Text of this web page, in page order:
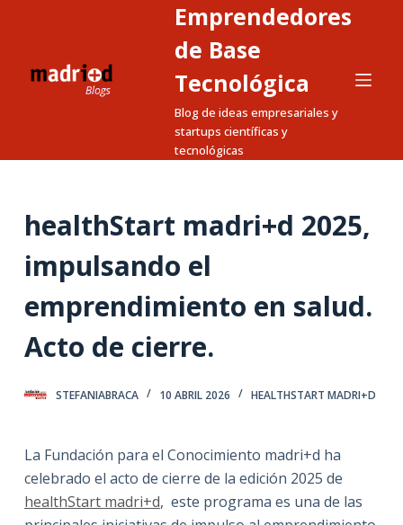
a
o
n
e
o
Emprendedores
de Base
Tecnológica
Blog de ideas empresariales y
startups científicas y
tecnológicas
healthStart madri+d 2025,
impulsando el
emprendimiento en salud.
Acto de cierre.
STEFANIABRACA 10 ABRIL 2026 HEALTHSTART MADRI+D
La Fundación para el Conocimiento madri+d ha
celebrado el acto de cierre de la edición 2025 de
healthStart madri+d, este programa es una de las